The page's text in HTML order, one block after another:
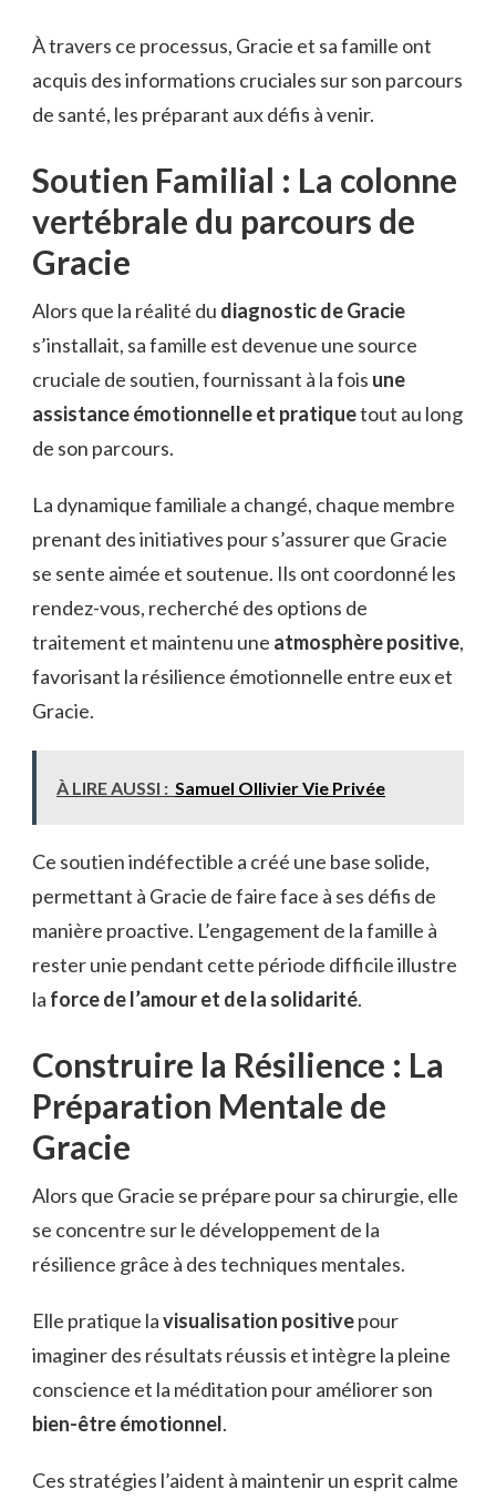
À travers ce processus, Gracie et sa famille ont
acquis des informations cruciales sur son parcours
de santé, les préparant aux défis à venir.
Soutien Familial : La colonne
vertébrale du parcours de
Gracie
Alors que la réalité du diagnostic de Gracie
s’installait, sa famille est devenue une source
cruciale de soutien, fournissant à la fois une
assistance émotionnelle et pratiquetout au long
de son parcours.
La dynamique familiale a changé, chaque membre
prenant des initiatives pour s’assurer que Gracie
se sente aimée et soutenue. Ils ont coordonné les
rendez-vous, recherché des options de
traitement et maintenu une atmosphère positive,
favorisant la résilience émotionnelle entre eux et
Gracie.
À LIRE AUSSI : Samuel Ollivier Vie Privée
Ce soutien indéfectible a créé une base solide,
permettant à Gracie de faire face à ses défis de
manière proactive. L’engagement de la famille à
rester unie pendant cette période difficile illustre
la force de l’amour et de la solidarité.
Construire la Résilience : La
Préparation Mentale de
Gracie
Alors que Gracie se prépare pour sa chirurgie, elle
se concentre sur le développement de la
résilience grâce à des techniques mentales.
Elle pratique lavisualisation positivepour
imaginer des résultats réussis et intègre la pleine
conscience et la méditation pour améliorer son
bien-être émotionnel.
Ces stratégies l’aident à maintenir un esprit calme